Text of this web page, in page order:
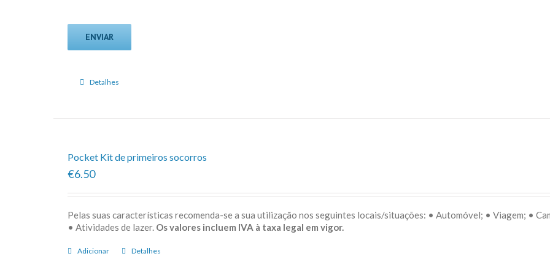
Detalhes
Pocket Kit de primeiros socorros
€6.50
Pelas suas características recomenda-se a sua utilização nos seguintes locais/situações: • Automóvel; • Viagem; •
• Atividades de lazer. Os valores incluem IVA à taxa legal em vigor.
Adicionar Detalhes